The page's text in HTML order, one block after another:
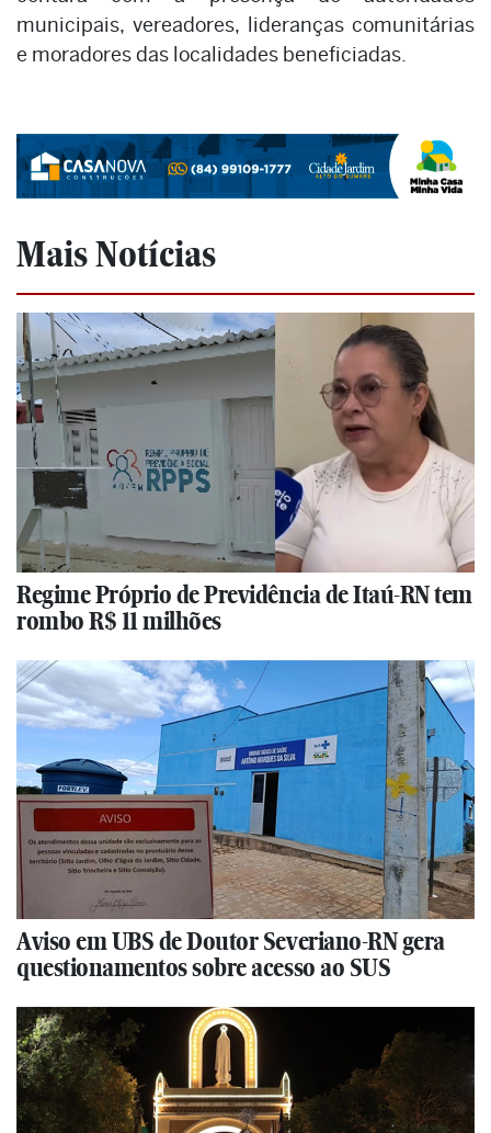
municipais, vereadores, lideranças comunitárias
e moradores das localidades beneficiadas.
Mais Notícias
Regime Próprio de Previdência de Itaú-RN tem
rombo R$ 11 milhões
Aviso em UBS de Doutor Severiano-RN gera
questionamentos sobre acesso ao SUS